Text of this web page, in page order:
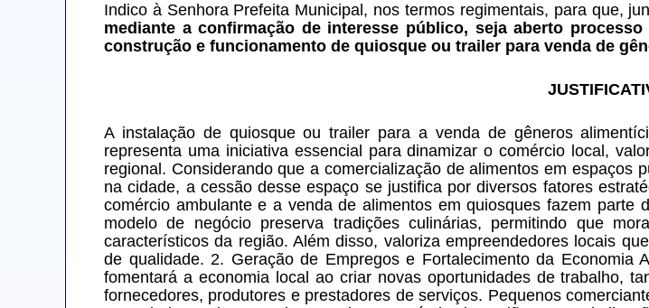
Indico à Senhora Prefeita Municipal, nos termos regimentais, para que,
mediante a confirmação de interesse público, seja aberto
construção e funcionamento de quiosque ou trailer para venda de
A instalação de quiosque ou trailer para a venda de gêneros
representa uma iniciativa essencial para dinamizar o comércio local,
regional. Considerando que a comercialização de alimentos em
na cidade, a cessão desse espaço se justifica por diversos fatores
comércio ambulante e a venda de alimentos em quiosques fazem
modelo de negócio preserva tradições culinárias, permitindo que
característicos da região. Além disso, valoriza empreendedores locais
de qualidade. 2. Geração de Empregos e Fortalecimento da
fomentará a economia local ao criar novas oportunidades de trabalho,
fornecedores, produtores e prestadores de serviços. Pequenos